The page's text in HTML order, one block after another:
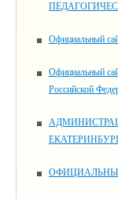
Официальный
Официальный
Российской